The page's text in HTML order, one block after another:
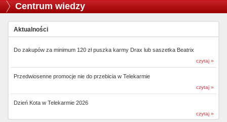
Centrum wiedzy
Aktualności
Do zakupów za minimum 120 zł puszka karmy Drax lub saszetka Beatrix
czytaj »
Przedwiosenne promocje nie do przebicia w Telekarmie
czytaj »
Dzień Kota w Telekarmie 2026
czytaj »